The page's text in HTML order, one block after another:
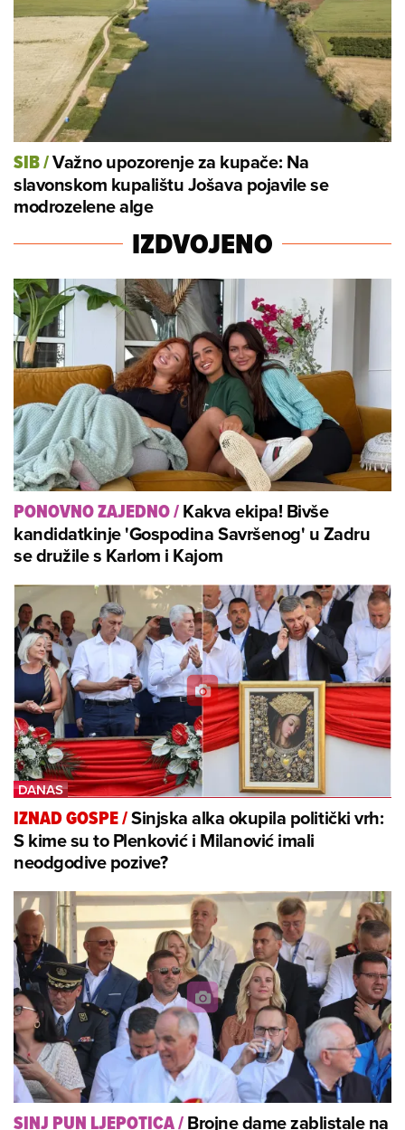
SIB/Važno upozorenje za kupače: Na
slavonskom kupalištu Jošava pojavile se
modrozelene alge
IZDVOJENO
PONOVNO ZAJEDNO/Kakva ekipa! Bivše
kandidatkinje 'Gospodina Savršenog' u Zadru
se družile s Karlom i Kajom
IZNAD GOSPE/Sinjska alka okupila politički vrh:
S kime su to Plenković i Milanović imali
neodgodive pozive?
SINJ PUN LJEPOTICA/Brojne dame zablistale na